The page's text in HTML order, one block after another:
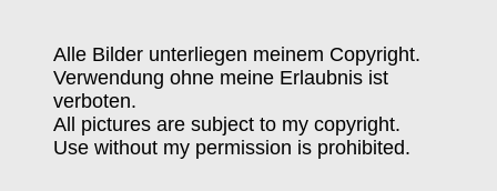
Alle Bilder unterliegen meinem Copyright.
Verwendung ohne meine Erlaubnis ist
verboten.
All pictures are subject to my copyright.
Use without my permission is prohibited.